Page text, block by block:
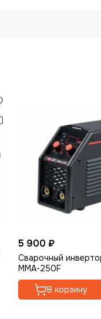
5 900 ₽
Сварочный
MMA-250F
В корзину